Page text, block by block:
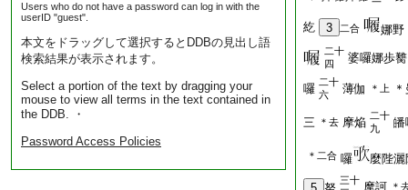
Users who do not have a password can log in with the
userID "guest".
本文をドラッグして選択するとDDBの見出し語
検索結果が表示されます。
Select a portion of the text by dragging your
mouse to view all terms in the text contained in
the DDB. ・
Password Access Policies
紇 3 二合 娜野
二十
四
婆囉娜歩臡
囉 二十
六
薄伽 ＊上
三 ＊去 摩焔 二十
九
皤
＊二合 囉 麼陛灑
三十 摩訶 ＊